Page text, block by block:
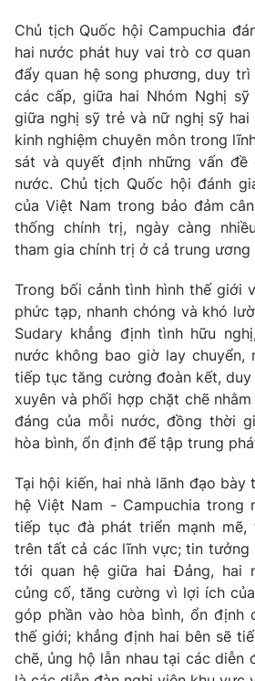
Chủ tịch Quốc hội Campuchia
hai nước phát huy vai trò cơ
đẩy quan hệ song phương, duy
các cấp, giữa hai Nhóm Nghị
giữa nghị sỹ trẻ và nữ nghị sỹ
kinh nghiệm chuyên môn trong
sát và quyết định những vấn đề
nước. Chủ tịch Quốc hội đánh
của Việt Nam trong bảo đảm
thống chính trị, ngày càng
tham gia chính trị ở cả trung
Trong bối cảnh tình hình thế giới
phức tạp, nhanh chóng và khó
Sudary khẳng định tình hữu
nước không bao giờ lay chuyển,
tiếp tục tăng cường đoàn kết,
xuyên và phối hợp chặt chẽ
đáng của mỗi nước, đồng thời
hòa bình, ổn định để tập trung
Tại hội kiến, hai nhà lãnh đạo bày
hệ Việt Nam - Campuchia trong
tiếp tục đà phát triển mạnh mẽ,
trên tất cả các lĩnh vực; tin tưởng
tới quan hệ giữa hai Đảng, hai
củng cố, tăng cường vì lợi ích
góp phần vào hòa bình, ổn định
thế giới; khẳng định hai bên sẽ
chẽ, ủng hộ lẫn nhau tại các diễn